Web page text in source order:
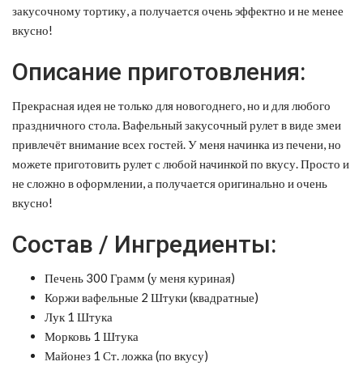
закусочному тортику, а получается очень эффектно и не менее
вкусно!
Описание приготовления:
Прекрасная идея не только для новогоднего, но и для любого
праздничного стола. Вафельный закусочный рулет в виде змеи
привлечёт внимание всех гостей. У меня начинка из печени, но
можете приготовить рулет с любой начинкой по вкусу. Просто и
не сложно в оформлении, а получается оригинально и очень
вкусно!
Состав / Ингредиенты:
Печень 300 Грамм (у меня куриная)
Коржи вафельные 2 Штуки (квадратные)
Лук 1 Штука
Морковь 1 Штука
Майонез 1 Ст. ложка (по вкусу)